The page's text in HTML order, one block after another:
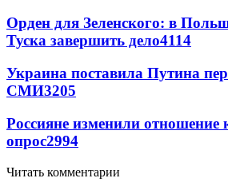
Орден для Зеленского: в
Туска завершить дело4114
Украина поставила Путина
СМИ3205
Россияне изменили отношение
опрос2994
Читать комментарии